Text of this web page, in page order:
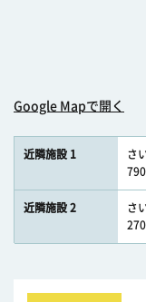
Google Mapで開く
近隣施設 1
さ
近隣施設 2
さ